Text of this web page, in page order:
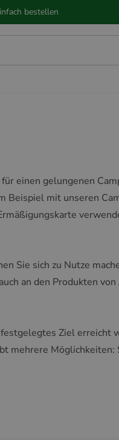
bestellen
einen gelungenen
mit unseren
Sie sich zu Nutze
an den Produkten
Ziel erreicht
mehrere